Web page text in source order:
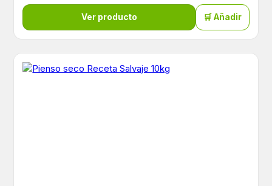
Ver producto 🛒 Añadir